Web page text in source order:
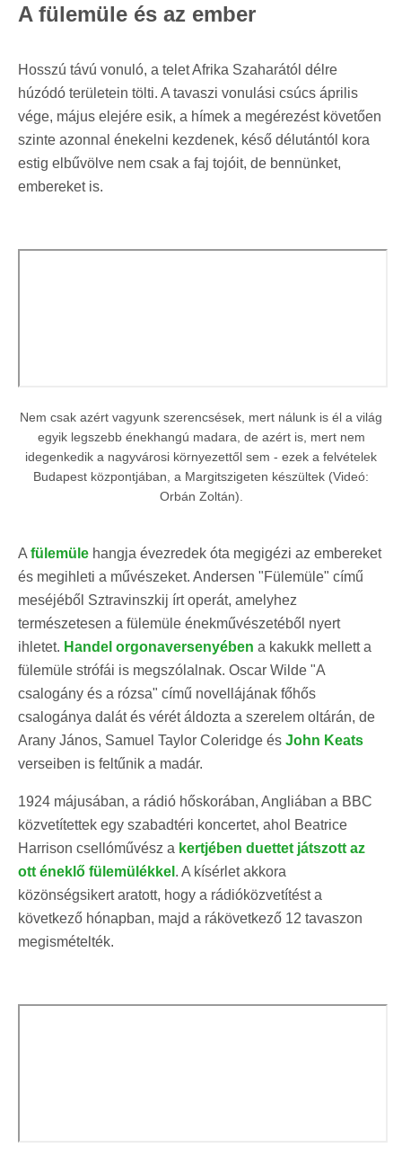
A fülemüle és az ember
Hosszú távú vonuló, a telet Afrika Szaharától délre
húzódó területein tölti. A tavaszi vonulási csúcs április
vége, május elejére esik, a hímek a megérezést követően
szinte azonnal énekelni kezdenek, késő délutántól kora
estig elbűvölve nem csak a faj tojóit, de bennünket,
embereket is.
Nem csak azért vagyunk szerencsések, mert nálunk is él a világ
egyik legszebb énekhangú madara, de azért is, mert nem
idegenkedik a nagyvárosi környezettől sem - ezek a felvételek
Budapest központjában, a Margitszigeten készültek (Videó:
Orbán Zoltán).
A fülemüle hangja évezredek óta megigézi az embereket
és megihleti a művészeket. Andersen "Fülemüle" című
meséjéből Sztravinszkij írt operát, amelyhez
természetesen a fülemüle énekművészetéből nyert
ihletet. Handel orgonaversenyében a kakukk mellett a
fülemüle strófái is megszólalnak. Oscar Wilde "A
csalogány és a rózsa" című novellájának főhős
csalogánya dalát és vérét áldozta a szerelem oltárán, de
Arany János, Samuel Taylor Coleridge és John Keats
verseiben is feltűnik a madár.
1924 májusában, a rádió hőskorában, Angliában a BBC
közvetítettek egy szabadtéri koncertet, ahol Beatrice
Harrison csellóművész a kertjében duettet játszott az
ott éneklő fülemülékkel . A kísérlet akkora
közönségsikert aratott, hogy a rádióközvetítést a
következő hónapban, majd a rákövetkező 12 tavaszon
megismételték.